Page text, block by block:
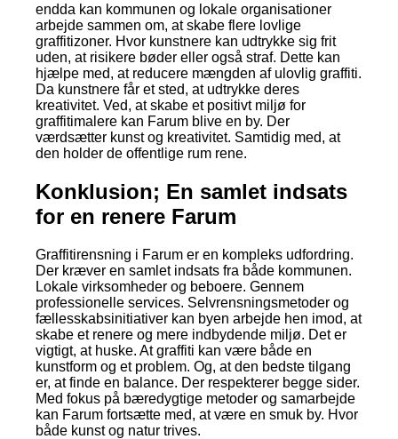
endda kan kommunen og lokale organisationer
arbejde sammen om, at skabe flere lovlige
graffitizoner. Hvor kunstnere kan udtrykke sig frit
uden, at risikere bøder eller også straf. Dette kan
hjælpe med, at reducere mængden af ulovlig graffiti.
Da kunstnere får et sted, at udtrykke deres
kreativitet. Ved, at skabe et positivt miljø for
graffitimalere kan Farum blive en by. Der
værdsætter kunst og kreativitet. Samtidig med, at
den holder de offentlige rum rene.
Konklusion; En samlet indsats
for en renere Farum
Graffitirensning i Farum er en kompleks udfordring.
Der kræver en samlet indsats fra både kommunen.
Lokale virksomheder og beboere. Gennem
professionelle services. Selvrensningsmetoder og
fællesskabsinitiativer kan byen arbejde hen imod, at
skabe et renere og mere indbydende miljø. Det er
vigtigt, at huske. At graffiti kan være både en
kunstform og et problem. Og, at den bedste tilgang
er, at finde en balance. Der respekterer begge sider.
Med fokus på bæredygtige metoder og samarbejde
kan Farum fortsætte med, at være en smuk by. Hvor
både kunst og natur trives.